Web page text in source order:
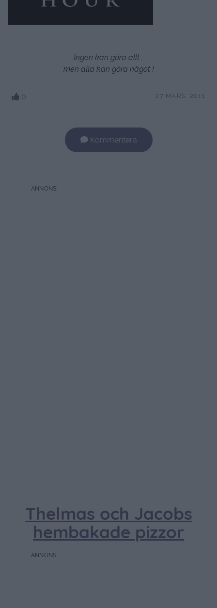
Ingen kan göra allt ,
men alla kan göra något !
0 27 MARS, 2011
Kommentera
Thelmas och Jacobs
hembakade pizzor